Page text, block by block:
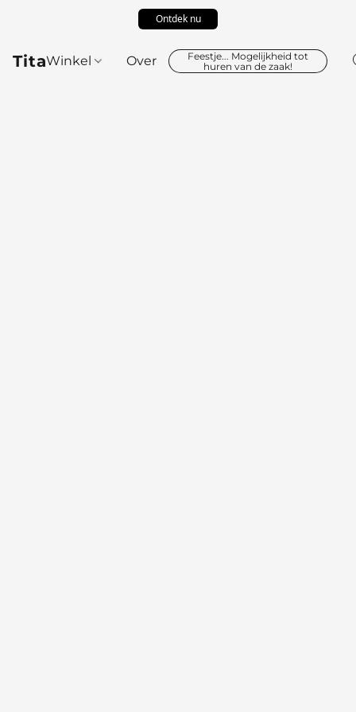
Ontdek nu
TitaWinkel Over
Feestje... Mogelijkheid tot
huren van de zaak!